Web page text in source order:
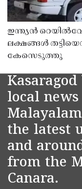
ഇന്ത്യൻ
ലക്ഷങ്ങൾ
കേസെടുത്തു
local
the latest
and
from the
Canara.